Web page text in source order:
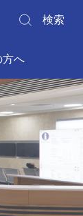
検索
方へ